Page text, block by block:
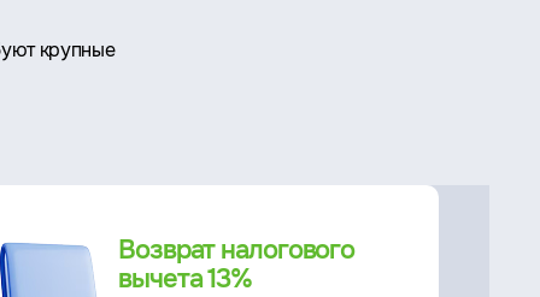
крупные
Возврат налогового
вычета 13%